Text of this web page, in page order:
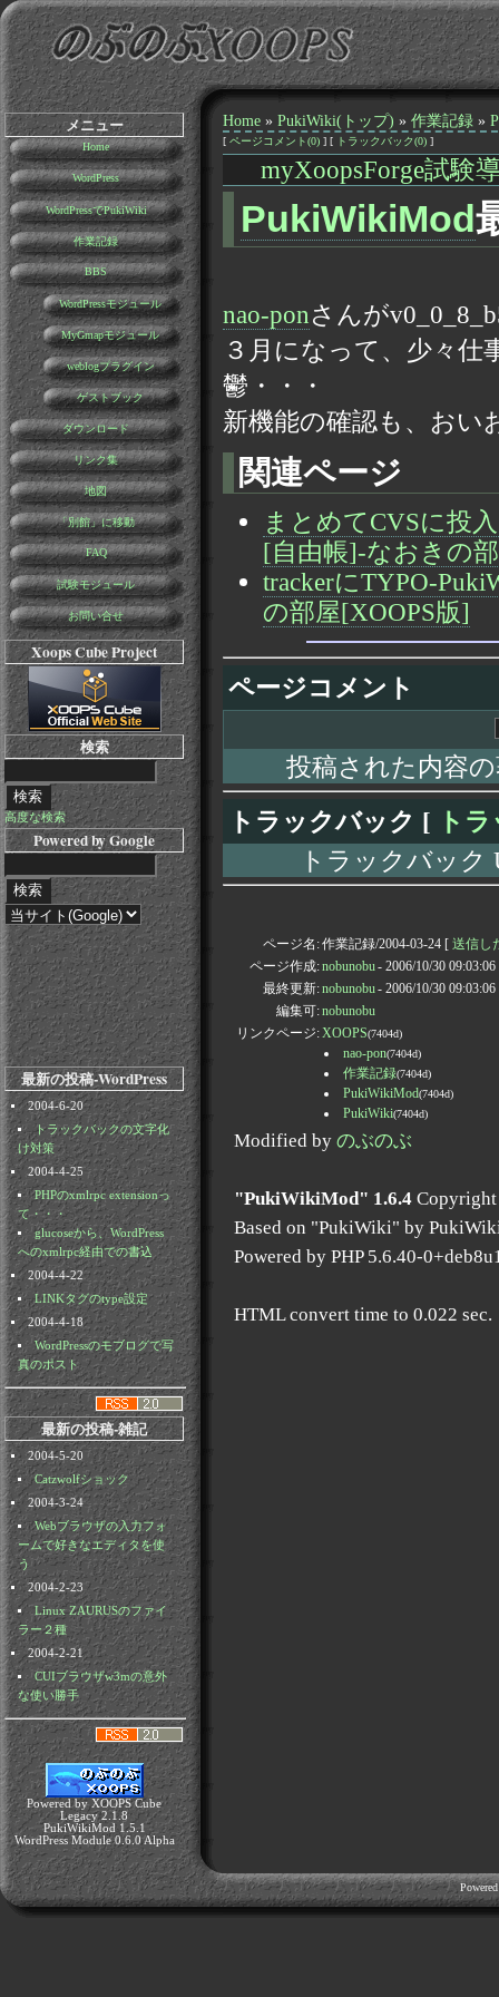
メニュー
Home
WordPress
WordPressでPukiWiki
作業記録
BBS
WordPressモジュール
MyGmapモジュール
weblogプラグイン
ゲストブック
ダウンロード
リンク集
地図
「別館」に移動
FAQ
試験モジュール
お問い合せ
Xoops Cube Project
検索
高度な検索
Powered by Google
最新の投稿-WordPress
2004-6-20
トラックバックの文字化
け対策
2004-4-25
PHPのxmlrpc extensionっ
て・・・
glucoseから、WordPress
へのxmlrpc経由での書込
2004-4-22
LINKタグのtype設定
2004-4-18
WordPressのモブログで写
真のポスト
最新の投稿-雑記
2004-5-20
Catzwolfショック
2004-3-24
Webブラウザの入力フォ
ームで好きなエディタを使
う
2004-2-23
Linux ZAURUSのファイ
ラー２種
2004-2-21
CUIブラウザw3mの意外
な使い勝手
Powered by XOOPS Cube
Legacy 2.1.8
PukiWikiMod 1.5.1
WordPress Module 0.6.0 Alpha
Home » PukiWiki(トップ) » 作業記録 »
[ ページコメント(0) ] [ トラックバック(0) ]
myXoopsForge試験
PukiWikiMod
nao-ponさんが
３月になって、少々
鬱・・・
新機能の確認も、おい
関連ページ
まとめてCVSに投
[自由帳]-なおきの
trackerにTYPO-
の部屋[XOOPS版]
ページコメント
投稿された内容
トラックバック [
ト
トラックバック
ページ名:作業記録/2004-03-24 [ 送信し
ページ作成:nobunobu- 2006/10/30
最終更新:nobunobu- 2006/10/30
編集可:nobunobu
リンクページ:XOOPS(7404d)
nao-pon(7404d)
作業記録(7404d)
PukiWikiMod(7404d)
PukiWiki(7404d)
Modified by のぶのぶ
"PukiWikiMod" 1.6.4
Based on "PukiWiki" by
Powered by PHP 5.6.40-
HTML convert time to 0.022 sec.